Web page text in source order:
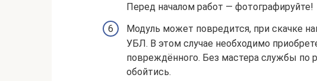
Перед началом работ — фотографируйте!
Модуль может повредится, при скачке
УБЛ. В этом случае необходимо
повреждённого. Без мастера службы по
обойтись.